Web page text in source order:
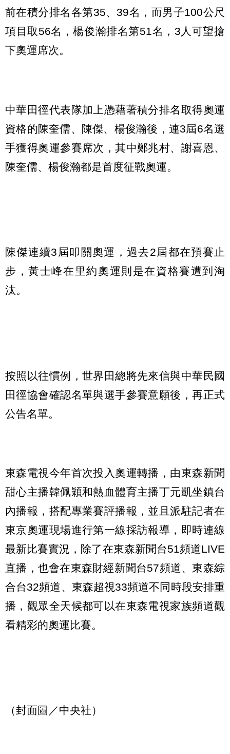
前在積分排名各第35、39名，而男子100公尺
項目取56名，楊俊瀚排名第51名，3人可望搶
下奧運席次。
中華田徑代表隊加上憑藉著積分排名取得奧運
資格的陳奎儒、陳傑、楊俊瀚後，連3屆6名選
手獲得奧運參賽席次，其中鄭兆村、謝喜恩、
陳奎儒、楊俊瀚都是首度征戰奧運。
陳傑連續3屆叩關奧運，過去2屆都在預賽止
步，黃士峰在里約奧運則是在資格賽遭到淘
汰。
按照以往慣例，世界田總將先來信與中華民國
田徑協會確認名單與選手參賽意願後，再正式
公告名單。
東森電視今年首次投入奧運轉播，由東森新聞
甜心主播韓佩穎和熱血體育主播丁元凱坐鎮台
內播報，搭配專業賽評播報，並且派駐記者在
東京奧運現場進行第一線採訪報導，即時連線
最新比賽實況，除了在東森新聞台51頻道LIVE
直播，也會在東森財經新聞台57頻道、東森綜
合台32頻道、東森超視33頻道不同時段安排重
播，觀眾全天候都可以在東森電視家族頻道觀
看精彩的奧運比賽。
（封面圖／中央社）